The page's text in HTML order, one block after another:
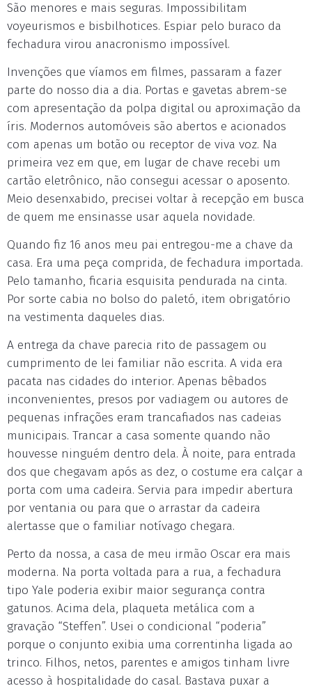
São menores e mais seguras. Impossibilitam
voyeurismos e bisbilhotices. Espiar pelo buraco da
fechadura virou anacronismo impossível.
Invenções que víamos em filmes, passaram a fazer
parte do nosso dia a dia. Portas e gavetas abrem-se
com apresentação da polpa digital ou aproximação da
íris. Modernos automóveis são abertos e acionados
com apenas um botão ou receptor de viva voz. Na
primeira vez em que, em lugar de chave recebi um
cartão eletrônico, não consegui acessar o aposento.
Meio desenxabido, precisei voltar à recepção em busca
de quem me ensinasse usar aquela novidade.
Quando fiz 16 anos meu pai entregou-me a chave da
casa. Era uma peça comprida, de fechadura importada.
Pelo tamanho, ficaria esquisita pendurada na cinta.
Por sorte cabia no bolso do paletó, item obrigatório
na vestimenta daqueles dias.
A entrega da chave parecia rito de passagem ou
cumprimento de lei familiar não escrita. A vida era
pacata nas cidades do interior. Apenas bêbados
inconvenientes, presos por vadiagem ou autores de
pequenas infrações eram trancafiados nas cadeias
municipais. Trancar a casa somente quando não
houvesse ninguém dentro dela. À noite, para entrada
dos que chegavam após as dez, o costume era calçar a
porta com uma cadeira. Servia para impedir abertura
por ventania ou para que o arrastar da cadeira
alertasse que o familiar notívago chegara.
Perto da nossa, a casa de meu irmão Oscar era mais
moderna. Na porta voltada para a rua, a fechadura
tipo Yale poderia exibir maior segurança contra
gatunos. Acima dela, plaqueta metálica com a
gravação “Steffen”. Usei o condicional “poderia”
porque o conjunto exibia uma correntinha ligada ao
trinco. Filhos, netos, parentes e amigos tinham livre
acesso à hospitalidade do casal. Bastava puxar a